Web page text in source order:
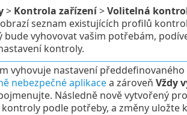
> Kontrola zařízení>Volitelná
seznam existujících profilů
vyhovovat vašim potřebám,
kontroly.
vyhovuje nastavení
nebezpečné aplikacea zároveň Vždy
Následně nově vytvořený
podle potřeby, a změny uložte